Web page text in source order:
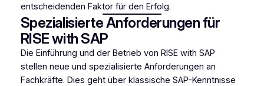
entscheidenden Faktor für den Erfolg.
Spezialisierte Anforderungen für
RISE with SAP
Die Einführung und der Betrieb von RISE with SAP
stellen neue und spezialisierte Anforderungen an
Fachkräfte. Dies geht über klassische SAP-Kenntnisse